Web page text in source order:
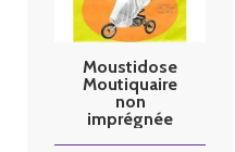
Moustidose
Moutiquaire
non
imprégnée